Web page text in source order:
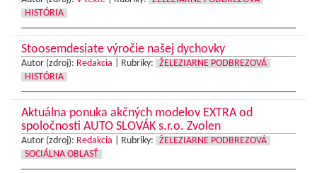
HISTÓRIA
Stoosemdesiate výročie našej dychovky
Autor (zdroj): Redakcia Rubriky:
ŽELEZIARNE PODBREZOVÁ
HISTÓRIA
Aktuálna ponuka akčných modelov EXTRA od
spoločnosti AUTO SLOVÁK s.r.o. Zvolen
Autor (zdroj): Redakcia Rubriky:
ŽELEZIARNE PODBREZOVÁ
SOCIÁLNA OBLASŤ